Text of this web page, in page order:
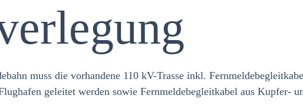
muss die vorhandene 110 kV-Trasse inkl.
geleitet werden sowie Fernmeldebegleitkabel aus Kupfer-